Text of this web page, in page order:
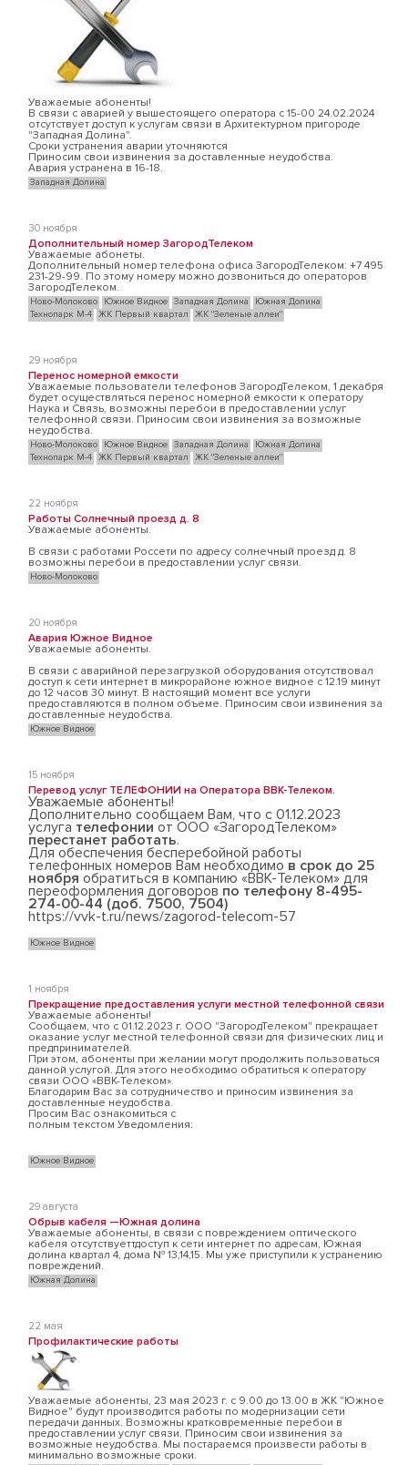
Уважаемые абоненты!
В связи с аварией у вышестоящего оператора с 15-00 24.02.2024
отсутствует доступ к услугам связи в Архитектурном пригороде
"Западная Долина".
Сроки устранения аварии уточняются
Приносим свои извинения за доставленные неудобства.
Авария устранена в 16-18.
Западная Долина
30 ноября
Дополнительный номер ЗагородТелеком
Уважаемые абонеты.
Дополнительный номер телефона офиса ЗагородТелеком: +7 495
231-29-99. По этому номеру можно дозвониться до операторов
ЗагородТелеком.
Ново-Молоково Южное Видное Западная Долина
Южная Долина
Технопарк М-4 ЖК Первый квартал ЖК "Зеленые аллеи"
29 ноября
Перенос номерной емкости
Уважаемые пользователи телефонов ЗагородТелеком, 1 декабря
будет осуществляться перенос номерной емкости к оператору
Наука и Связь, возможны перебои в предоставлении услуг
телефонной связи. Приносим свои извинения за возможные
неудобства.
Ново-Молоково Южное Видное Западная Долина
Южная Долина
Технопарк М-4 ЖК Первый квартал ЖК "Зеленые аллеи"
22 ноября
Работы Солнечный проезд д. 8
Уважаемые абоненты.
В связи с работами Россети по адресу солнечный проезд д. 8
возможны перебои в предоставлении услуг связи.
Ново-Молоково
20 ноября
Авария Южное Видное
Уважаемые абоненты.
В связи с аварийной перезагрузкой оборудования отсутствовал
доступ к сети интернет в микрорайоне южное видное с 12.19 минут
до 12 часов 30 минут. В настоящий момент все услуги
предоставляются в полном объеме. Приносим свои извинения за
доставленные неудобства.
Южное Видное
15 ноября
Перевод услуг ТЕЛЕФОНИИ на Оператора ВВК-Телеком.
Уважаемые абоненты!
Дополнительно сообщаем Вам, что с 01.12.2023
услуга телефонии от ООО «ЗагородТелеком»
перестанет работать.
Для обеспечения бесперебойной работы
телефонных номеров Вам необходимо в срок до 25
ноября обратиться в компанию «ВВК-Телеком» для
переоформления договоров по телефону 8-495-
274-00-44 (доб. 7500, 7504)
https://vvk-t.ru/news/zagorod-telecom-57
Южное Видное
1 ноября
Прекращение предоставления услуги местной телефонной связи
Уважаемые абоненты!
Сообщаем, что с 01.12.2023 г. ООО "ЗагородТелеком" прекращает
оказание услуг местной телефонной связи для физических лиц и
предпринимателей.
При этом, абоненты при желании могут продолжить пользоваться
данной услугой. Для этого необходимо обратиться к оператору
связи ООО «ВВК-Телеком».
Благодарим Вас за сотрудничество и приносим извинения за
доставленные неудобства.
Просим Вас ознакомиться с
полным текстом Уведомления:
Южное Видное
29 августа
Обрыв кабеля —Южная долина
Уважаемые абоненты, в связи с повреждением оптического
кабеля отсутствуеттдоступ к сети интернет по адресам, Южная
долина квартал 4, дома № 13,14,15. Мы уже приступили к устранению
повреждений.
Южная Долина
22 мая
Профилактические работы
Уважаемые абоненты, 23 мая 2023 г. с 9.00 до 13.00 в ЖК "Южное
Видное" будут производится работы по модернизации сети
передачи данных. Возможны кратковременные перебои в
предоставлении услуг связи. Приносим свои извинения за
возможные неудобства. Мы постараемся произвести работы в
минимально возможные сроки.